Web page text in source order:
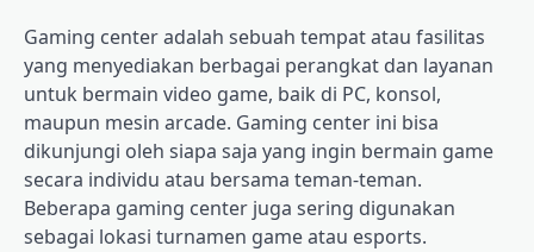
Gaming center adalah sebuah tempat atau fasilitas
yang menyediakan berbagai perangkat dan layanan
untuk bermain video game, baik di PC, konsol,
maupun mesin arcade. Gaming center ini bisa
dikunjungi oleh siapa saja yang ingin bermain game
secara individu atau bersama teman-teman.
Beberapa gaming center juga sering digunakan
sebagai lokasi turnamen game atau esports.